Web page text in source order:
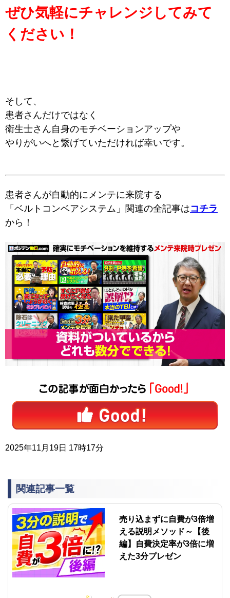
ぜひ気軽にチャレンジしてみて
ください！
そして、
患者さんだけではなく
衛生士さん自身のモチベーションアップや
やりがいへと繋げていただければ幸いです。
患者さんが自動的にメンテに来院する
「ベルトコンベアシステム」関連の全記事はコチラ
から！
2025年11月19日 17時17分
関連記事一覧
売り込まずに自費が3倍増
える説明メソッド～【後
編】自費決定率が3倍に増
えた3分プレゼン